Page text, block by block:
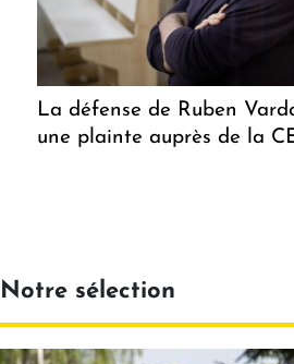
La défense de Ruben
une plainte auprès de la
Notre sélection